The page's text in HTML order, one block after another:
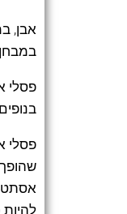
אבן,
פסלי
פסלי